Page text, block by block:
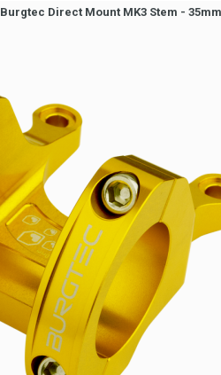
Burgtec Direct Mount MK3 Stem -